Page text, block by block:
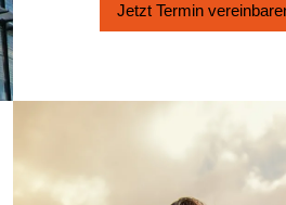
Jetzt Termin